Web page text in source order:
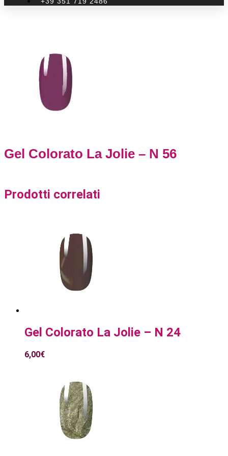
Gel Colorato La Jolie – N 56
Prodotti correlati
Gel Colorato La Jolie – N 24
6,00€